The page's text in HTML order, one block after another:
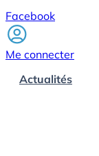
Facebook
Me connecter
Actualités